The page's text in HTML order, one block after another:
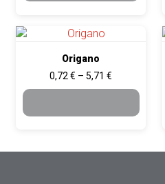
Origano
0,72€ – 5,71€ Raspon
Ovaj proizvod ima više